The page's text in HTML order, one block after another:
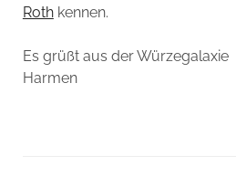
Rothkennen.
Es grüßt aus der Würzegalaxie
Harmen